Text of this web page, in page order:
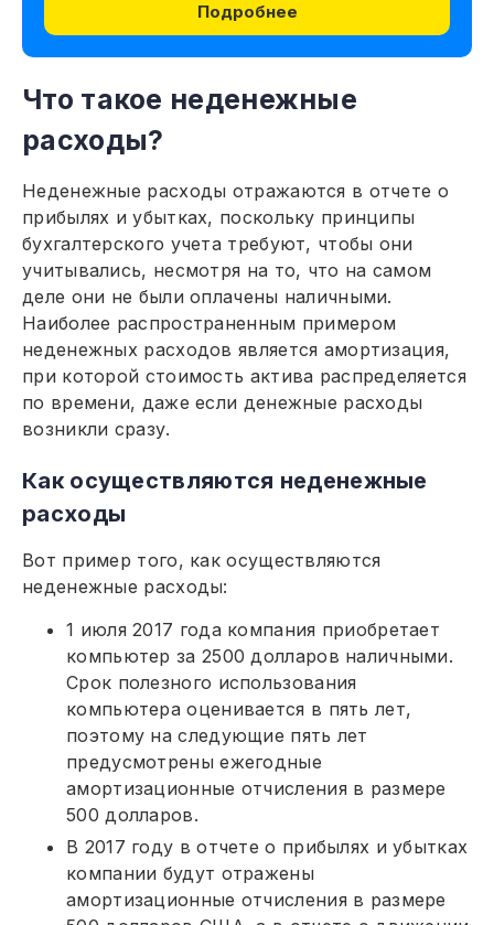
Подробнее
Что такое неденежные
расходы?
Неденежные расходы отражаются в отчете о
прибылях и убытках, поскольку принципы
бухгалтерского учета требуют, чтобы они
учитывались, несмотря на то, что на самом
деле они не были оплачены наличными.
Наиболее распространенным примером
неденежных расходов является амортизация,
при которой стоимость актива распределяется
по времени, даже если денежные расходы
возникли сразу.
Как осуществляются неденежные
расходы
Вот пример того, как осуществляются
неденежные расходы:
1 июля 2017 года компания приобретает
компьютер за 2500 долларов наличными.
Срок полезного использования
компьютера оценивается в пять лет,
поэтому на следующие пять лет
предусмотрены ежегодные
амортизационные отчисления в размере
500 долларов.
В 2017 году в отчете о прибылях и убытках
компании будут отражены
амортизационные отчисления в размере